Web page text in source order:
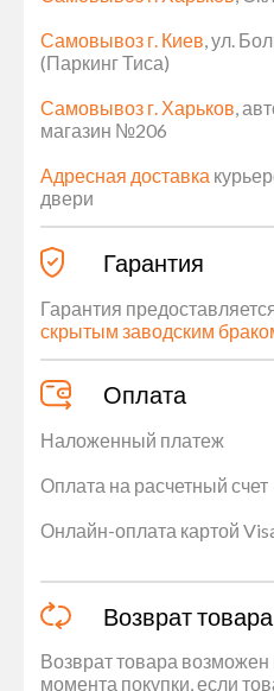
Самовывоз г. Киев, ул.
(Паркинг Тиса)
Самовывоз г. Харьков,
магазин №206
Адресная доставка
двери
Гарантия
Гарантия
скрытым заводским
Оплата
Наложенный платеж
Оплата на расчетный счет
Онлайн-оплата картой
Возврат товара
Возврат товара возможен
момента покупки, если